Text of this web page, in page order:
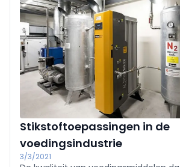
Stikstoftoepassingen in de
voedingsindustrie
3/3/2021